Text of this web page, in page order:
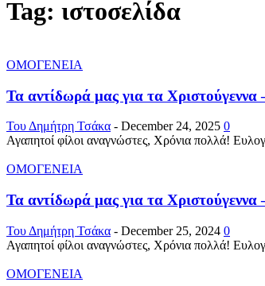
Tag: ιστοσελίδα
ΟΜΟΓΕΝΕΙΑ
Τα αντίδωρά μας για τα Χριστούγεννα
Του Δημήτρη Τσάκα - December 24, 2025 0
Αγαπητοί φίλοι αναγνώστες, Χρόνια πολλά!
ΟΜΟΓΕΝΕΙΑ
Τα αντίδωρά μας για τα Χριστούγεννα
Του Δημήτρη Τσάκα - December 25, 2024 0
Αγαπητοί φίλοι αναγνώστες, Χρόνια πολλά!
ΟΜΟΓΕΝΕΙΑ